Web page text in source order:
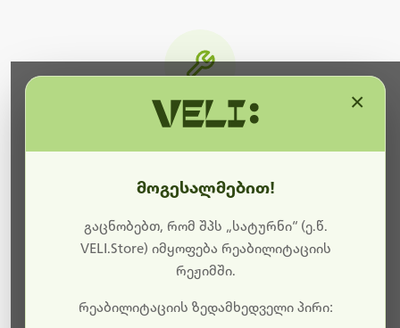
ბოდიშს გიხდით შეფერხებისთვის. ამჟამად
მიმდინარეობს საიტის განახლება და ტექნიკური
სამუშაოები.
მალე ისევ ხელმისაწვდომი იქნება. გმადლობთ
მოგესალმებით!
გაცნობებთ, რომ შპს „სატურნი“ (ე.წ.
VELI.Store) იმყოფება რეაბილიტაციის
რეჟიმში.
რეაბილიტაციის ზედამხედველი პირი:
×